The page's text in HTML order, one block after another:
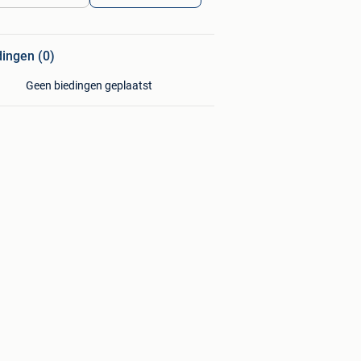
(0)
Geen biedingen geplaatst